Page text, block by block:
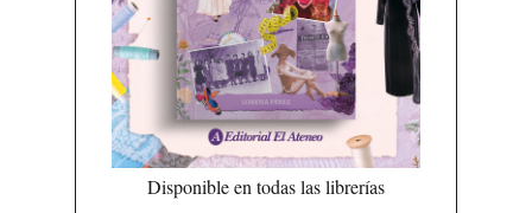
Disponible en todas las librerías